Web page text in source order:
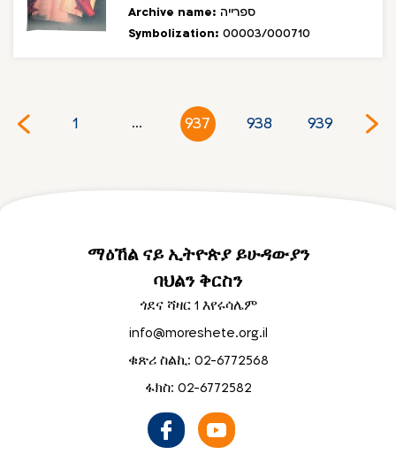
Archive name: ספרייה
Symbolization: 00003/000710
1 ... 937 938 939
ማዕኸል ናይ ኢትዮጵያ ይሁዳውያን
ባህልን ቅርስን
ጎደና ሻዛር 1 እየሩሳሌም
info@moreshete.org.il
ቁጽሪ ስልኪ: 02-6772568
ፋክስ: 02-6772582